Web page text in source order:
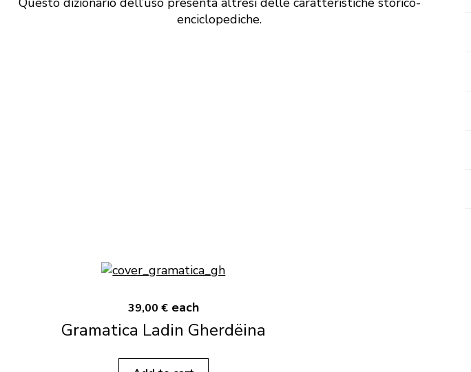
enciclopediche.
39,00 € each
Gramatica Ladin Gherdëina